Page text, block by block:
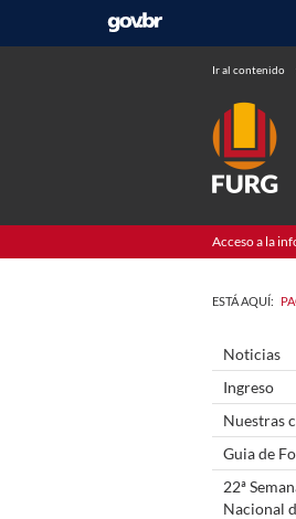
Ir al contenido
Acceso a la
ESTÁ AQUÍ:
Noticias
Ingreso
Nuestras
Guia de
22ª
Nacional